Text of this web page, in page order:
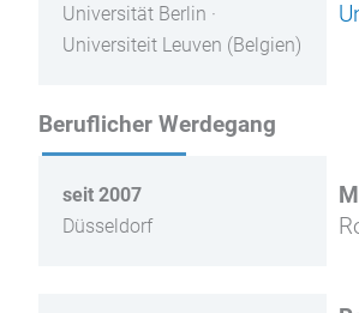
Universität Berlin ·
Universiteit Leuven (Belgien)
Beruflicher Werdegang
seit 2007
Düsseldorf